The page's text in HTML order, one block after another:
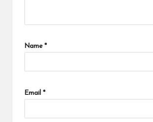
Name *
Email *